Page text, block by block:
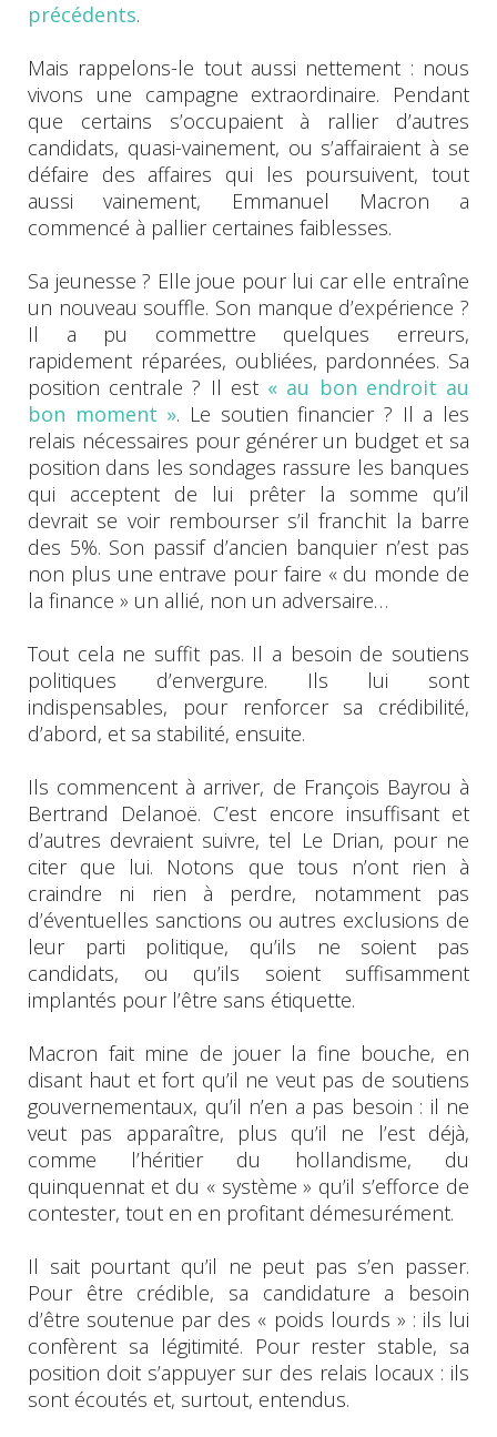
précédents.
Mais rappelons-le tout aussi nettement : nous
vivons une campagne extraordinaire. Pendant
que certains s’occupaient à rallier d’autres
candidats, quasi-vainement, ou s’affairaient à se
défaire des affaires qui les poursuivent, tout
aussi vainement, Emmanuel Macron a
commencé à pallier certaines faiblesses.
Sa jeunesse ? Elle joue pour lui car elle entraîne
un nouveau souffle. Son manque d’expérience ?
Il a pu commettre quelques erreurs,
rapidement réparées, oubliées, pardonnées. Sa
position centrale ? Il est « au bon endroit au
bon moment ». Le soutien financier ? Il a les
relais nécessaires pour générer un budget et sa
position dans les sondages rassure les banques
qui acceptent de lui prêter la somme qu’il
devrait se voir rembourser s’il franchit la barre
des 5%. Son passif d’ancien banquier n’est pas
non plus une entrave pour faire « du monde de
la finance » un allié, non un adversaire…
Tout cela ne suffit pas. Il a besoin de soutiens
politiques d’envergure. Ils lui sont
indispensables, pour renforcer sa crédibilité,
d’abord, et sa stabilité, ensuite.
Ils commencent à arriver, de François Bayrou à
Bertrand Delanoë. C’est encore insuffisant et
d’autres devraient suivre, tel Le Drian, pour ne
citer que lui. Notons que tous n’ont rien à
craindre ni rien à perdre, notamment pas
d’éventuelles sanctions ou autres exclusions de
leur parti politique, qu’ils ne soient pas
candidats, ou qu’ils soient suffisamment
implantés pour l’être sans étiquette.
Macron fait mine de jouer la fine bouche, en
disant haut et fort qu’il ne veut pas de soutiens
gouvernementaux, qu’il n’en a pas besoin : il ne
veut pas apparaître, plus qu’il ne l’est déjà,
comme l’héritier du hollandisme, du
quinquennat et du « système » qu’il s’efforce de
contester, tout en en profitant démesurément.
Il sait pourtant qu’il ne peut pas s’en passer.
Pour être crédible, sa candidature a besoin
d’être soutenue par des « poids lourds » : ils lui
confèrent sa légitimité. Pour rester stable, sa
position doit s’appuyer sur des relais locaux : ils
sont écoutés et, surtout, entendus.